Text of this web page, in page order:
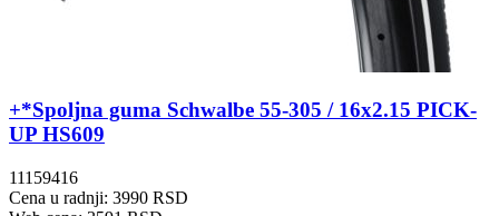
+*Spoljna guma Schwalbe 55-305 / 16x2.15 PICK-
UP HS609
11159416
Cena u radnji: 3990 RSD